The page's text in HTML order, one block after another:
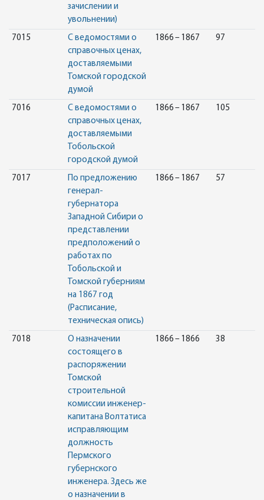
зачислении и
увольнении)
7015
С ведомостями о
справочных ценах,
доставляемыми
Томской городской
думой
1866 – 1867 97
7016
С ведомостями о
справочных ценах,
доставляемыми
Тобольской
городской думой
1866 – 1867 105
7017
По предложению
генерал-
губернатора
Западной Сибири о
представлении
предположений о
работах по
Тобольской и
Томской губерниям
на 1867 год
(Расписание,
техническая опись)
1866 – 1867 57
7018
О назначении
состоящего в
распоряжении
Томской
строительной
комиссии инженер-
капитана Волтатиса
исправляющим
должность
Пермского
губернского
инженера. Здесь же
о назначении в
1866 – 1866 38